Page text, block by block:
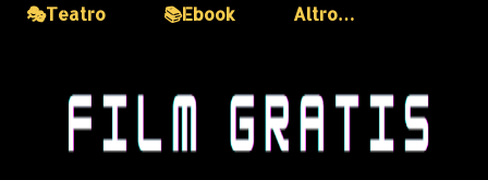
🎭Teatro
📚Ebook Altro…